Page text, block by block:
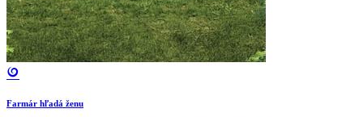
Farmár hľadá ženu